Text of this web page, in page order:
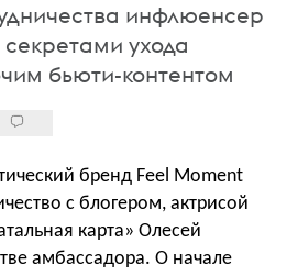
инфлюенсер
секретами ухода
бьюти-контентом
бренд Feel Moment
с блогером, актрисой
карта» Олесей
амбассадора. О начале